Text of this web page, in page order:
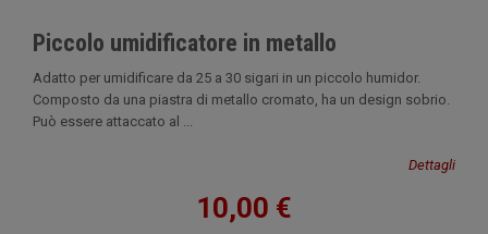
Piccolo umidificatore in metallo
Adatto per umidificare da 25 a 30 sigari in un piccolo humidor.
Composto da una piastra di metallo cromato, ha un design sobrio.
Può essere attaccato al ...
Dettagli
10,00 €